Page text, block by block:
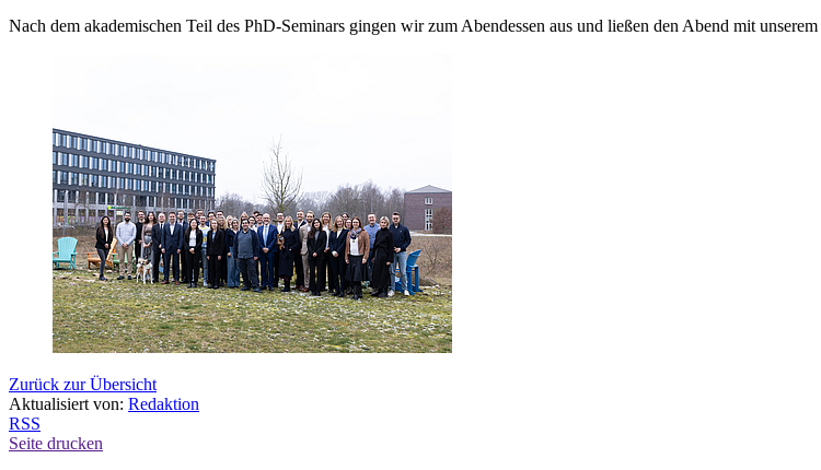
Nach dem akademischen Teil des PhD-Seminars gingen wir zum Abendessen aus und ließen den Abend mit
Zurück zur Übersicht
Aktualisiert von: Redaktion
RSS
Seite drucken